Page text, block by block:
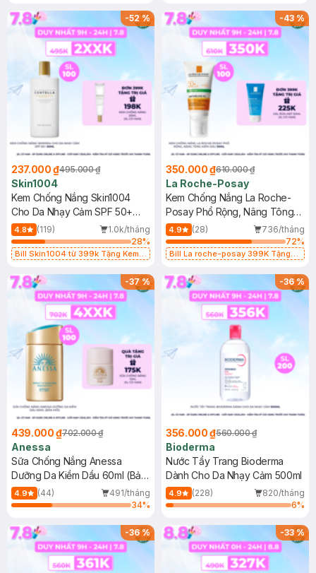
25ml (SL Có Hạn)
-52%
237.000 ₫495.000 ₫
Skin1004
Kem Chống Nắng Skin1004
Cho Da Nhạy Cảm SPF 50+
50ml
4.8 (119)
1.0k/tháng
28%
Bill Skin1004 từ 399k Tặng Kem
SPF 50+ 20ml (SL Có Hạn)
-43%
350.000 ₫610.000 ₫
La Roche-Posay
Kem Chống Nắng La Roche-
Posay Phổ Rộng, Nâng Tông
Kiềm Dầu 50ml
4.9 (28)
736/tháng
72%
Bill La roche-posay 399K Tặng
(SL có hạn)
-37%
439.000 ₫702.000 ₫
Anessa
Sữa Chống Nắng Anessa
Dưỡng Da Kiềm Dầu 60ml (Bản
Mới)
4.9 (44)
491/tháng
34%
-36%
356.000 ₫560.000 ₫
Bioderma
Nước Tẩy Trang Bioderma
Dành Cho Da Nhạy Cảm 500ml
4.9 (228)
820/tháng
6%
-36% -33%